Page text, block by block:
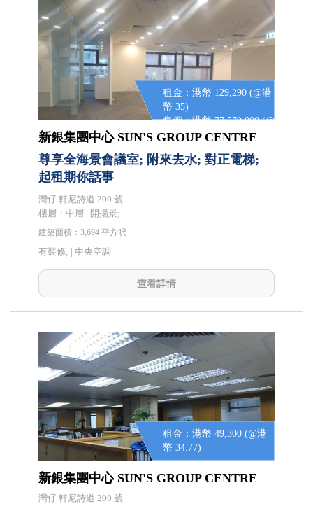
租金：港幣 129,290 (@港
幣 35)
售價：港幣 77,570,000 (@
港幣 21,000)
新銀集團中心 SUN'S GROUP CENTRE
尊享全海景會議室; 附來去水; 對正電梯;
起租期你話事
灣仔 軒尼詩道 200 號
樓層：中層 | 開揚景;
建築面積：3,694 平方呎
有裝修; | 中央空調
查看詳情
租金：港幣 49,300 (@港
幣 34.77)
新銀集團中心 SUN'S GROUP CENTRE
灣仔 軒尼詩道 200 號